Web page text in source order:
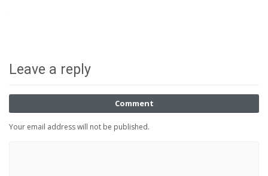
Leave a reply
Comment
Your email address will not be published.